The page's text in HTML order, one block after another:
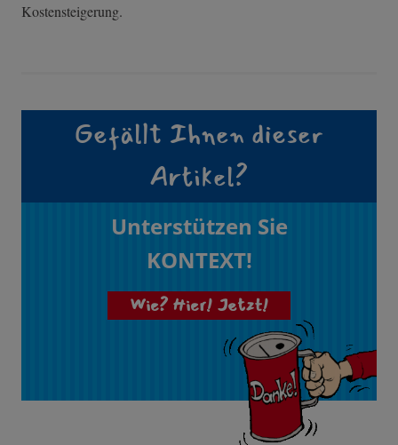
Kostensteigerung.
Gefällt Ihnen dieser
Artikel?
Unterstützen Sie
KONTEXT!
Wie? Hier! Jetzt!